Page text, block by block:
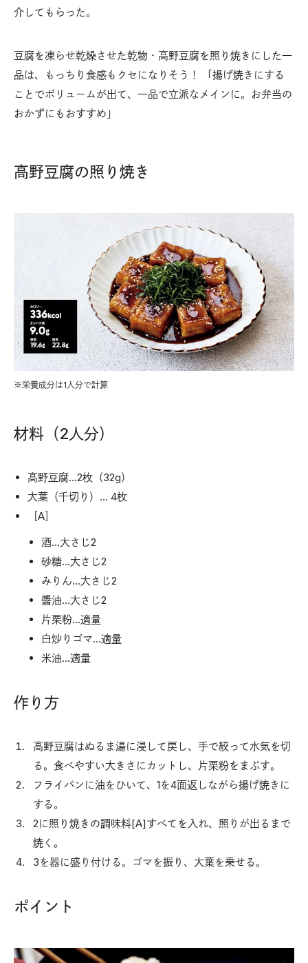
介してもらった。
豆腐を凍らせ乾燥させた乾物・高野豆腐を照り焼きにした一
品は、もっちり食感もクセになりそう！ 「揚げ焼きにする
ことでボリュームが出て、一品で立派なメインに。お弁当の
おかずにもおすすめ」
高野豆腐の照り焼き
※栄養成分は1人分で計算
材料（2人分）
高野豆腐…2枚（32g）
大葉（千切り）… 4枚
［A］
酒…大さじ2
砂糖…大さじ2
みりん…大さじ2
醬油…大さじ2
片栗粉…適量
白炒りゴマ…適量
米油…適量
作り方
高野豆腐はぬるま湯に浸して戻し、手で絞って水気を切
る。食べやすい大きさにカットし、片栗粉をまぶす。
フライパンに油をひいて、1を4面返しながら揚げ焼きに
する。
2に照り焼きの調味料[A]すべてを入れ、照りが出るまで
焼く。
3を器に盛り付ける。ゴマを振り、大葉を乗せる。
ポイント